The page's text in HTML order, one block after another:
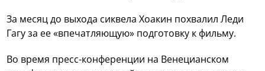
За месяц до выхода сиквела Хоакин похвалил Леди
Гагу за ее «впечатляющую» подготовку к фильму.
Во время пресс-конференции на Венецианском